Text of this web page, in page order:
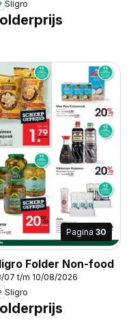
Sligro
Pagina 30
Folder Non-food
07 t/m 10/08/2026
Sligro